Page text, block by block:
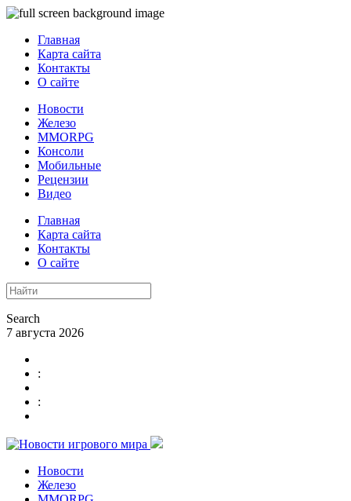
Главная
Карта сайта
Контакты
О сайте
Новости
Железо
MMORPG
Консоли
Мобильные
Рецензии
Видео
Главная
Карта сайта
Контакты
О сайте
Search
7 августа 2026
:
:
Новости
Железо